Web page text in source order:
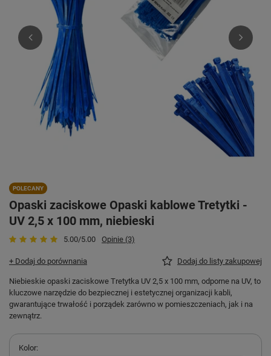
POLECANY
Opaski zaciskowe Opaski kablowe Tretytki -
UV 2,5 x 100 mm, niebieski
5.00/5.00 Opinie (3)
+ Dodaj do porównania Dodaj do listy zakupowej
Niebieskie opaski zaciskowe Tretytka UV 2,5 x 100 mm, odporne na UV, to
kluczowe narzędzie do bezpiecznej i estetycznej organizacji kabli,
gwarantujące trwałość i porządek zarówno w pomieszczeniach, jak i na
zewnątrz.
Kolor